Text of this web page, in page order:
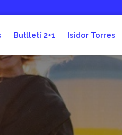
Butlletí 2+1 Isidor Torres